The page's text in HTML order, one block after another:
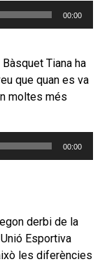
00:00
Tiana ha
que quan es va
moltes més
00:00
derbi de la
Esportiva
les diferències